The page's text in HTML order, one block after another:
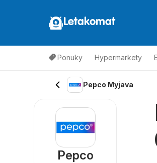
Letakomat
Ponuky Hypermarkety
Pepco Myjava
Pepco